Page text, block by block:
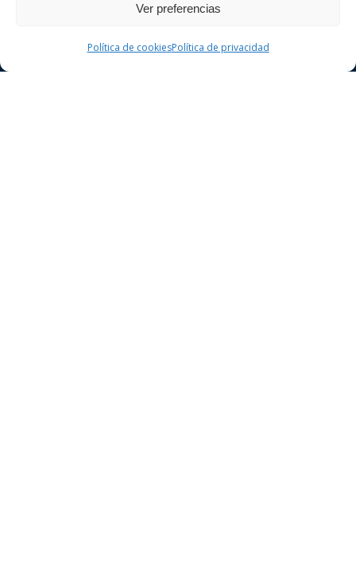
Ver preferencias
Política de cookiesPolítica de privacidad